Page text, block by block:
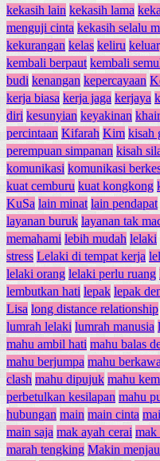
kekasih lain kekasih lama
menguji cinta kekasih selalu
kekurangan kelas keliru
kembali berpaut kembali
budi kenangan kepercayaan
kerja biasa kerja jaga kerjaya
diri kesunyian keyakinan
percintaan Kifarah Kim kisah
perempuan simpanan kisah
komunikasi komunikasi
kuat cemburu kuat kongkong
KuSa lain minat lain pendapat
layanan buruk layanan tak
memahami lebih mudah lelaki
stress Lelaki di tempat kerja
lelaki orang lelaki perlu ruang
lembutkan hati lepak lepak
Lisa long distance relationship
lumrah lelaki lumrah manusia
mahu ambil hati mahu balas
mahu berjumpa mahu
clash mahu dipujuk mahu
perbetulkan kesilapan mahu
hubungan main main cinta
main saja mak ayah cerai mak
marah tengking Makin